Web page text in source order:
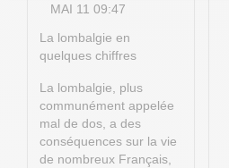
Notre plateforme vous permet
MAI 11 09:47
La lombalgie en
quelques chiffres
La lombalgie, plus
communément appelée
mal de dos, a des
conséquences sur la vie
de nombreux Français,